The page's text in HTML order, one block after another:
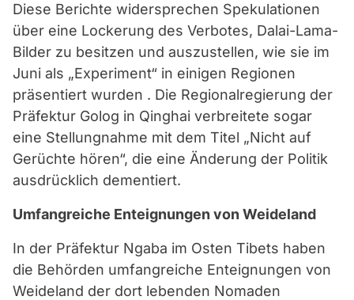
Diese Berichte widersprechen Spekulationen
über eine Lockerung des Verbotes, Dalai-Lama-
Bilder zu besitzen und auszustellen, wie sie im
Juni als „Experiment“ in einigen Regionen
präsentiert wurden . Die Regionalregierung der
Präfektur Golog in Qinghai verbreitete sogar
eine Stellungnahme mit dem Titel „Nicht auf
Gerüchte hören“, die eine Änderung der Politik
ausdrücklich dementiert.
Umfangreiche Enteignungen von Weideland
In der Präfektur Ngaba im Osten Tibets haben
die Behörden umfangreiche Enteignungen von
Weideland der dort lebenden Nomaden